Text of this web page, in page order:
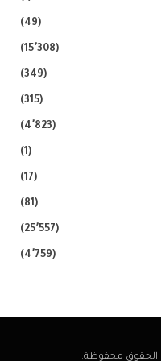
(49)
(15٬308)
(349)
(315)
(4٬823)
(1)
(17)
(81)
(25٬557)
(4٬759)